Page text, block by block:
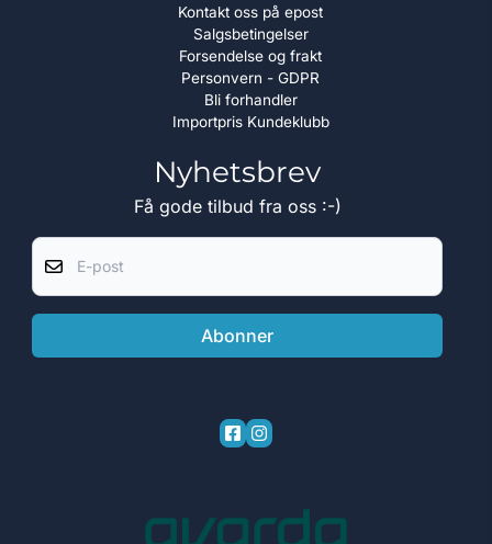
Kontakt oss på epost
Salgsbetingelser
Forsendelse og frakt
Personvern - GDPR
Bli forhandler
Importpris Kundeklubb
Nyhetsbrev
Få gode tilbud fra oss :-)
Abonner